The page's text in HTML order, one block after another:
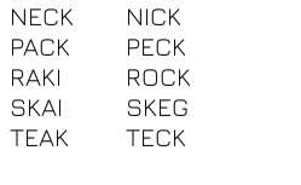
NECK
NICK
PACK
PECK
RAKI
ROCK
SKAI
SKEG
TEAK
TECK